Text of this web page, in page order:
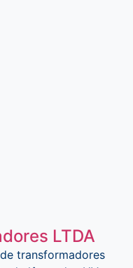
LTDA
transformadores